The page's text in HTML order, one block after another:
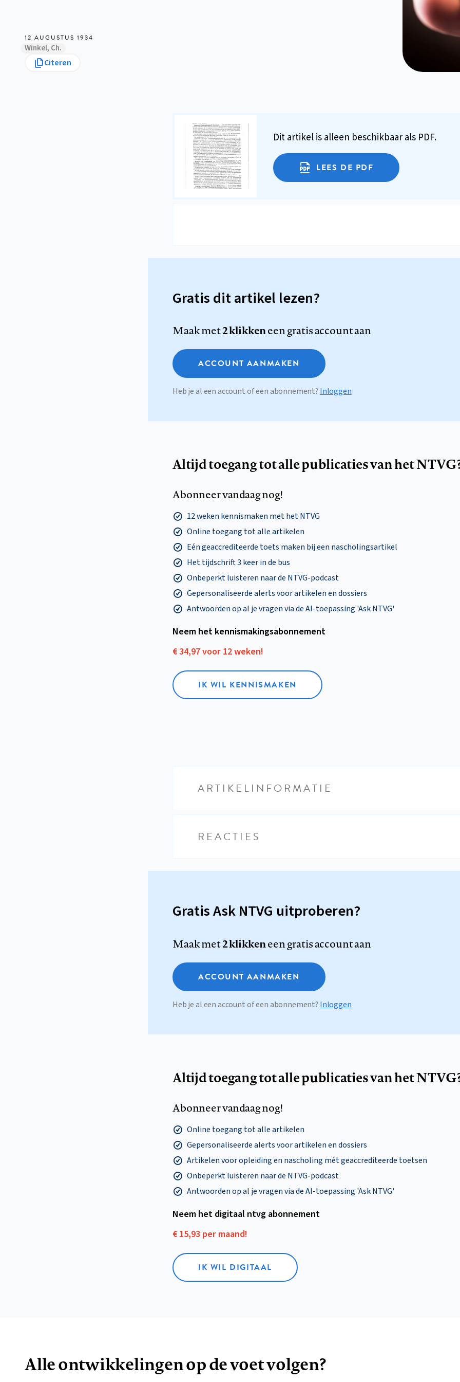
12 AUGUSTUS 1934
Winkel, Ch.
Citeren
Dit artikel is alleen beschikbaar als PDF.
LEES DE PDF
Gratis dit artikel lezen?
Maak met2 klikkeneen gratis account aan
ACCOUNT AANMAKEN
Heb je al een account of een abonnement? Inloggen
Altijd toegang tot alle publicaties van het
Abonneer vandaag nog!
12 weken kennismaken met het NTVG
Online toegang tot alle artikelen
Eén geaccrediteerde toets maken bij een nascholingsartikel
Het tijdschrift 3 keer in de bus
Onbeperkt luisteren naar de NTVG-podcast
Gepersonaliseerde alerts voor artikelen en dossiers
Antwoorden op al je vragen via de AI-toepassing 'Ask NTVG'
Neem het kennismakings­abonnement
€ 34,97 voor 12 weken!
IK WIL KENNISMAKEN
ARTIKELINFORMATIE
REACTIES
Gratis Ask NTVG uitproberen?
Maak met2 klikkeneen gratis account aan
ACCOUNT AANMAKEN
Heb je al een account of een abonnement? Inloggen
Altijd toegang tot alle publicaties van het
Abonneer vandaag nog!
Online toegang tot alle artikelen
Gepersonaliseerde alerts voor artikelen en dossiers
Artikelen voor opleiding en nascholing mét geaccrediteerde toetsen
Onbeperkt luisteren naar de NTVG-podcast
Antwoorden op al je vragen via de AI-toepassing 'Ask NTVG'
Neem het digitaal ntvg abonnement
€ 15,93 per maand!
IK WIL DIGITAAL
Alle ontwikkelingen op de voet volgen?